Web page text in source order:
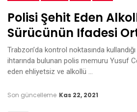
Polisi Şehit Eden
Sürücünün Ifadesi
Trabzon’da kontrol noktasında
ihtarında bulunan polis memuru Yusuf
eden ehliyetsiz ve alkollü …
Son güncelleme Kas 22, 2021